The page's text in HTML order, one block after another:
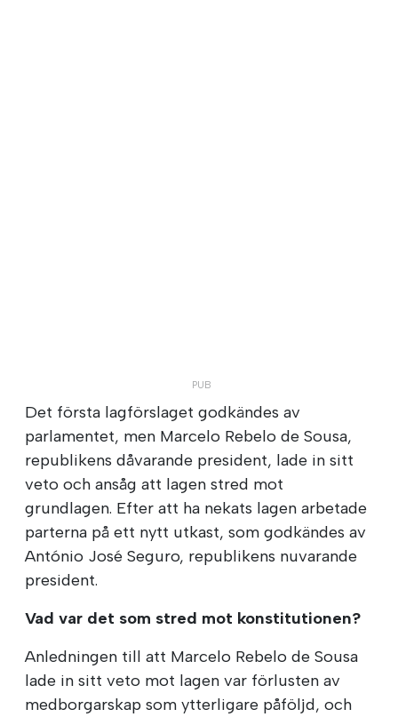
Det första lagförslaget godkändes av
parlamentet, men Marcelo Rebelo de Sousa,
republikens dåvarande president, lade in sitt
veto och ansåg att lagen stred mot
grundlagen. Efter att ha nekats lagen arbetade
parterna på ett nytt utkast, som godkändes av
António José Seguro, republikens nuvarande
president.
Vad var det som stred mot konstitutionen?
Anledningen till att Marcelo Rebelo de Sousa
lade in sitt veto mot lagen var förlusten av
medborgarskap som ytterligare påföljd, och